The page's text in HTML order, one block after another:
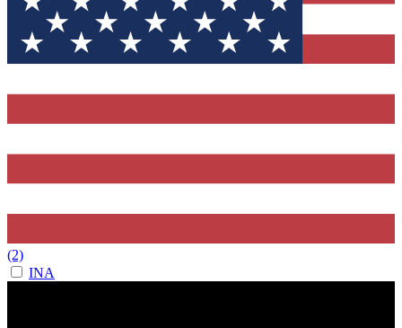
(2)
INA